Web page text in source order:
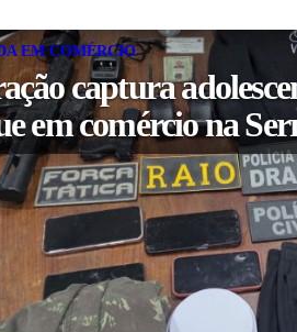
EM COMÉRCIO
captura
em comércio na